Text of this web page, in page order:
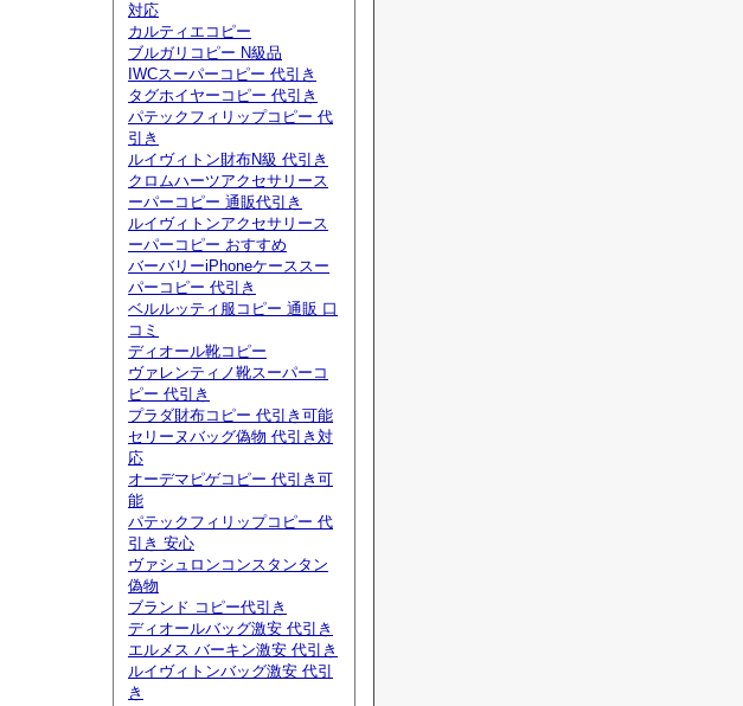
対応
カルティエコピー
ブルガリコピー N級品
IWCスーパーコピー 代引き
タグホイヤーコピー 代引き
パテックフィリップコピー 代
引き
ルイヴィトン財布N級 代引き
クロムハーツアクセサリース
ーパーコピー 通販代引き
ルイヴィトンアクセサリース
ーパーコピー おすすめ
バーバリーiPhoneケーススー
パーコピー 代引き
ベルルッティ服コピー 通販 口
コミ
ディオール靴コピー
ヴァレンティノ靴スーパーコ
ピー 代引き
プラダ財布コピー 代引き可能
セリーヌバッグ偽物 代引き対
応
オーデマピゲコピー 代引き可
能
パテックフィリップコピー 代
引き 安心
ヴァシュロンコンスタンタン
偽物
ブランド コピー代引き
ディオールバッグ激安 代引き
エルメス バーキン激安 代引き
ルイヴィトンバッグ激安 代引
き